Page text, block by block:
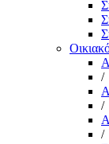
/
/
/